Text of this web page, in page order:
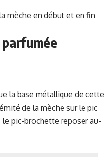
mèche en début et en fin
la base métallique de cette
de la mèche sur le pic
pic-brochette reposer au-